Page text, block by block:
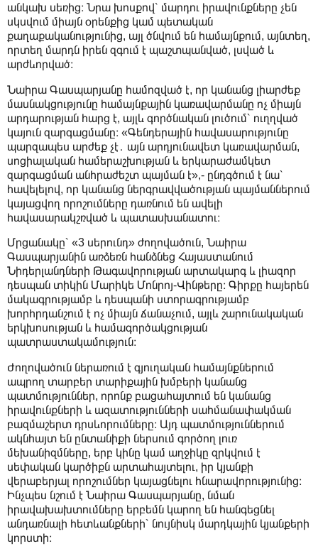
անկախ սեռից։ Նրա խոսքով՝ մարդու իրավունքները չեն
սկսվում միայն օրենքից կամ պետական
քաղաքականությունից, այլ ծնվում են համայնքում, այնտեղ,
որտեղ մարդն իրեն զգում է պաշտպանված, լսված և
արժևորված։
Նաիրա Գասպարյանը համոզված է, որ կանանց լիարժեք
մասնակցությունը համայնքային կառավարմանը ոչ միայն
արդարության հարց է, այլև գործնական լուծում՝ ուղղված
կայուն զարգացմանը։ «Գենդերային հավասարությունը
պարզապես արժեք չէ․ այն արդյունավետ կառավարման,
սոցիալական համերաշխության և երկարաժամկետ
զարգացման անհրաժեշտ պայման է»,- ընդգծում է նա՝
հավելելով, որ կանանց ներգրավվածության պայմաններում
կայացվող որոշումները դառնում են ավելի
հավասարակշռված և պատասխանատու։
Մրցանակը՝ «3 սերունդ» ժողովածուն, Նաիրա
Գասպարյանին առձեռն հանձնեց Հայաստանում
Նիդերլանդների Թագավորության արտակարգ և լիազոր
դեսպան տիկին Մարիկե Մոնրոյ-Վինթերը։ Գիրքը հայերեն
մակագրությամբ և դեսպանի ստորագրությամբ
խորհրդանշում է ոչ միայն ճանաչում, այլև շարունակական
երկխոսության և համագործակցության
պատրաստակամություն։
Ժողովածուն ներառում է գյուղական համայնքներում
ապրող տարբեր տարիքային խմբերի կանանց
պատմություններ, որոնք բացահայտում են կանանց
իրավունքների և ազատությունների սահմանափակման
բազմաշերտ դրսևորումները։ Այդ պատմություններում
ակնհայտ են ընտանիքի ներսում գործող լուռ
մեխանիզմները, երբ կինը կամ աղջիկը զրկվում է
սեփական կարծիքն արտահայտելու, իր կյանքի
վերաբերյալ որոշումներ կայացնելու հնարավորությունից։
Ինչպես նշում է Նաիրա Գասպարյանը, նման
իրավախախտումները երբեմն կարող են հանգեցնել
անդառնալի հետևանքների՝ նույնիսկ մարդկային կյանքերի
կորստի։